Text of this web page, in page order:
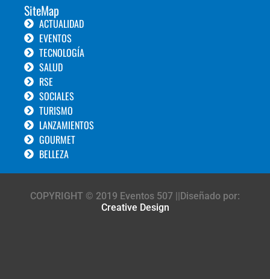
SiteMap
ACTUALIDAD
EVENTOS
TECNOLOGÍA
SALUD
RSE
SOCIALES
TURISMO
LANZAMIENTOS
GOURMET
BELLEZA
COPYRIGHT © 2019 Eventos 507 ||Diseñado por:
Creative Design